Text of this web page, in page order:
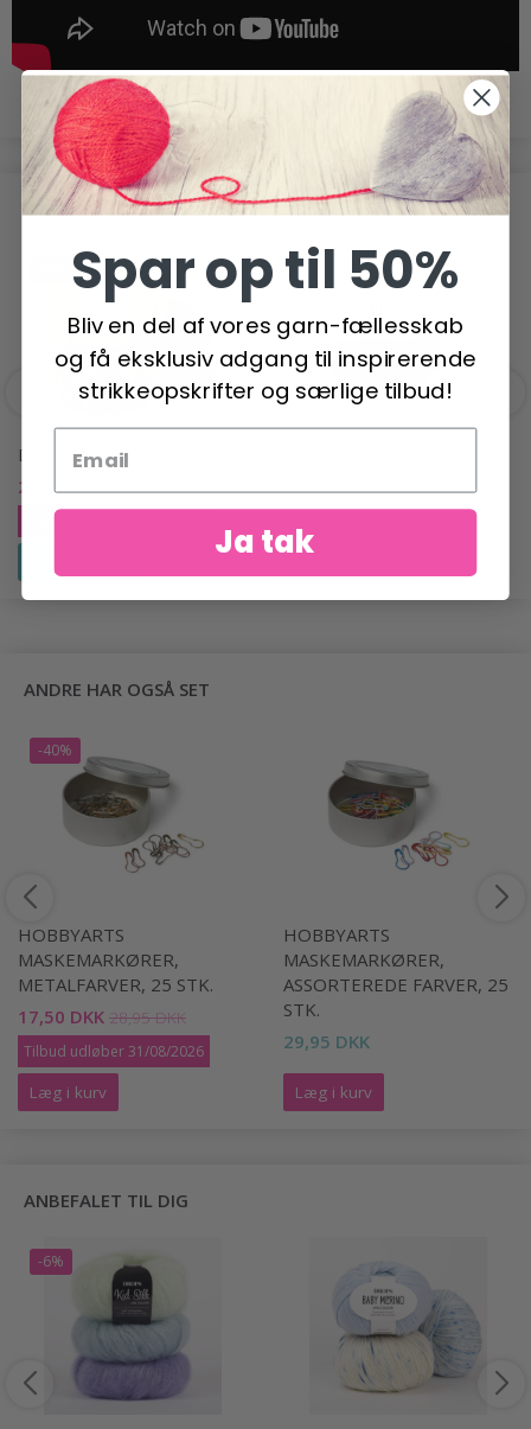
POPULÆRE ALTERNATIVER
DROPS SOFT TWEED
28,95 DKK 30,95 DKK
Tilbud udløber 31/08/2026
23,95 DKK
ANDRE HAR OGSÅ SET
-40%
HOBBYARTS
MASKEMARKØRER,
METALFARVER, 25 STK.
17,50 DKK 28,95 DKK
Tilbud udløber 31/08/2026
Læg i kurv
HOBBYARTS
MASKEMARKØRER,
ASSORTEREDE FARVER, 25
STK.
29,95 DKK
Læg i kurv
ANBEFALET TIL DIG
-6%
Spar op til 50%
Bliv en del af vores garn-fællesskab
og få eksklusiv adgang til inspirerende
strikkeopskrifter og særlige tilbud!
Ja tak